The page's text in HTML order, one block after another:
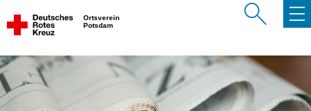
Ortsverein
Potsdam